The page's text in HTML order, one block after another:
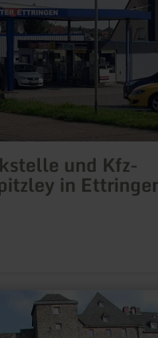
und Kfz-
in